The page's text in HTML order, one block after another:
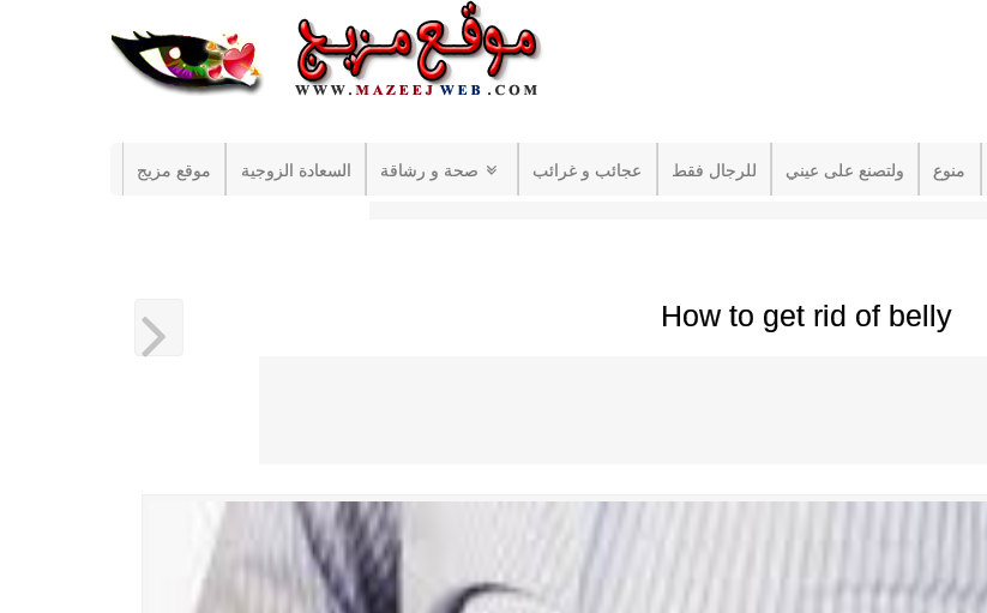
موقع مزيج السعادة الزوجية صحة و رشاقة عجائب و غرائب للرجال فقط ولتصنع على عيني منوع
How to get rid of belly